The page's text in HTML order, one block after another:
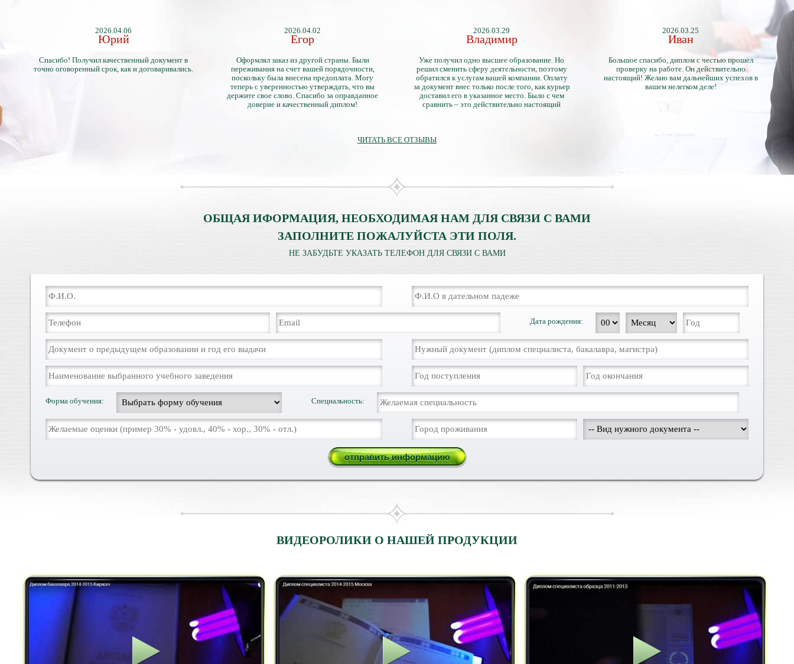
2026.04.06
Юрий
Спасибо! Получил качественный документ в
точно оговоренный срок, как и договаривались.
2026.04.02
Егор
Оформлял заказ из другой страны. Были
переживания на счет вашей порядочности,
поскольку была внесена предоплата. Могу
теперь с уверенностью утверждать, что вы
держите свое слово. Спасибо за оправданное
доверие и качественный диплом!
2026.03.29
Владимир
Уже получил одно высшее образование. Но
решил сменить сферу деятельности, поэтому
обратился к услугам вашей компании. Оплату
за документ внес только после того, как курьер
доставил его в указанное место. Было с чем
сравнить – это действительно настоящий
2026.03.25
Иван
Большое спасибо, диплом с честью прошел
проверку на работе. Он действительно
настоящий! Желаю вам дальнейших успехов в
вашем нелегком деле!
ЧИТАТЬ ВСЕ ОТЗЫВЫ
ОБЩАЯ ИФОРМАЦИЯ, НЕОБХОДИМАЯ НАМ ДЛЯ СВЯЗИ С ВАМИ
ЗАПОЛНИТЕ ПОЖАЛУЙСТА ЭТИ ПОЛЯ.
НЕ ЗАБУДЬТЕ УКАЗАТЬ ТЕЛЕФОН ДЛЯ СВЯЗИ С ВАМИ
Дата рождения:
Форма обучения: Специальность:
ВИДЕОРОЛИКИ О НАШЕЙ ПРОДУКЦИИ